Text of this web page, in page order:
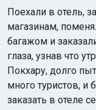
Поехали в отель,
магазинам,
багажом и
глаза, узнав что
Покхару, долго
много туристов,
заказать в отеле